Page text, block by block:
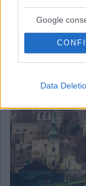
Google
Data